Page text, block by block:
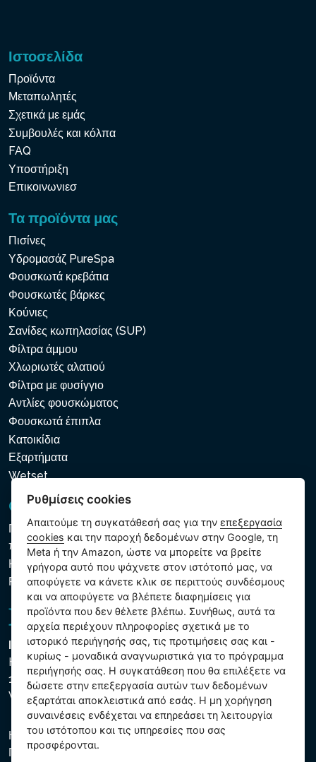
Ιστοσελίδα
Προϊόντα
Μεταπωλητές
Σχετικά με εμάς
Συμβουλές και κόλπα
FAQ
Υποστήριξη
Επικοινωνιεσ
Τα προϊόντα μας
Πισίνες
Υδρομασάζ PureSpa
Φουσκωτά κρεβάτια
Φουσκωτές βάρκες
Κούνιες
Σανίδες κωπηλασίας (SUP)
Φίλτρα άμμου
Χλωριωτές αλατιού
Φίλτρα με φυσίγγιο
Αντλίες φουσκώματος
Φουσκωτά έπιπλα
Κατοικίδια
Εξαρτήματα
Wetset
GDPR και Cookies
Πολιτική προστασίας προσωπικών και λοιπών δεδομένων
που υποβάλλονται σε επεξεργασία
Κανόνες χρήσης των αρχείων cookie
Ρυθμίσεις cookies
Intex Trading, s.r.o.
Hradecká 2526/3
130 00 Praha 3
Vinohrady - Česká republika
Η εταιρεία είναι εγγεγραμμένη στο Δημοτικό Δικαστήριο της
Πράγας, μέρος C, αύξ. αριθ. 74759. ΑΜΕ 26150808, ΑΦΜ
Ρυθμίσεις cookies
Απαιτούμε τη συγκατάθεσή σας για τηνεπεξεργασία
cookies και την παροχή δεδομένων στην Google, τη
Meta ή την Amazon, ώστε να μπορείτε να βρείτε
γρήγορα αυτό που ψάχνετε στον ιστότοπό μας, να
αποφύγετε να κάνετε κλικ σε περιττούς συνδέσμους
και να αποφύγετε να βλέπετε διαφημίσεις για
προϊόντα που δεν θέλετε βλέπω. Συνήθως, αυτά τα
αρχεία περιέχουν πληροφορίες σχετικά με το
ιστορικό περιήγησής σας, τις προτιμήσεις σας και -
κυρίως - μοναδικά αναγνωριστικά για το πρόγραμμα
περιήγησής σας. Η συγκατάθεση που θα επιλέξετε να
δώσετε στην επεξεργασία αυτών των δεδομένων
εξαρτάται αποκλειστικά από εσάς. Η μη χορήγηση
συναινέσεις ενδέχεται να επηρεάσει τη λειτουργία
του ιστότοπου και τις υπηρεσίες που σας
προσφέρονται.